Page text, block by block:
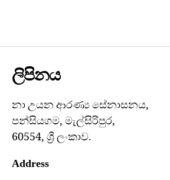
ලිපිනය
නා උයන ආරණ්‍ය සේනාසනය,
පන්සියගම, මැල්සිරිපුර,
60554, ශ්‍රී ලංකාව.
Address